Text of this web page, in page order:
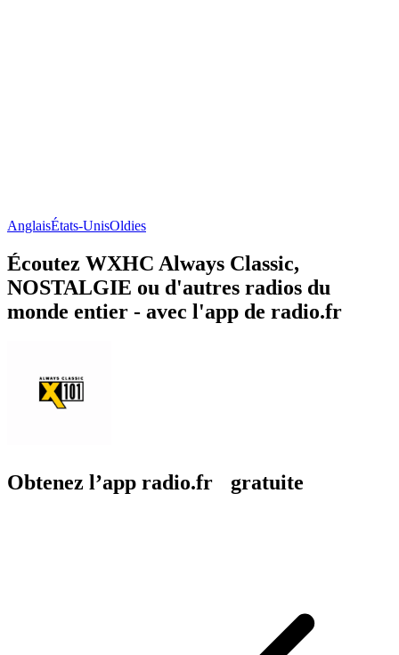
AnglaisÉtats-UnisOldies
Écoutez WXHC Always Classic,
NOSTALGIE ou d'autres radios du
monde entier - avec l'app de radio.fr
Obtenez l’app radio.fr gratuite